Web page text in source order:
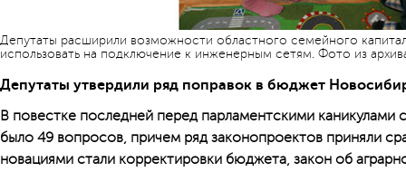
Депутаты расширили возможности областного семейного
использовать на подключение к инженерным сетям. Фото из
Депутаты утвердили ряд поправок в бюджет
В повестке последней перед парламентскими каникулами
было 49 вопросов, причем ряд законопроектов приняли
новациями стали корректировки бюджета, закон об